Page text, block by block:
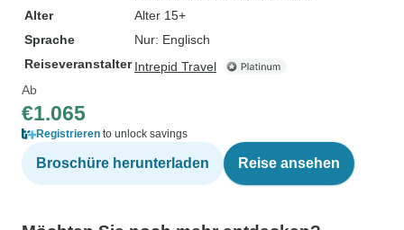
Alter
Alter 15+
Sprache
Nur: Englisch
Reiseveranstalter Intrepid Travel
Ab
€1.065
Registrieren to unlock savings
Broschüre herunterladen Reise ansehen